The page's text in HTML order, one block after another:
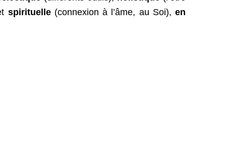
spirituelle (connexion à l’âme, au Soi), en